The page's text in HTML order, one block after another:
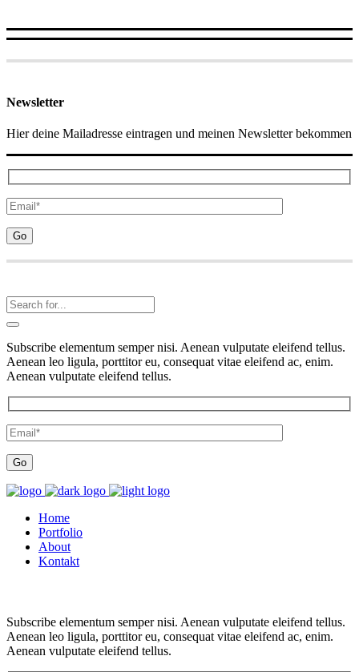
Newsletter
Hier deine Mailadresse eintragen und meinen Newsletter bekommen
Subscribe elementum semper nisi. Aenean vulputate eleifend tellus.
Aenean leo ligula, porttitor eu, consequat vitae eleifend ac, enim.
Aenean vulputate eleifend tellus.
Home
Portfolio
About
Kontakt
Subscribe elementum semper nisi. Aenean vulputate eleifend tellus.
Aenean leo ligula, porttitor eu, consequat vitae eleifend ac, enim.
Aenean vulputate eleifend tellus.